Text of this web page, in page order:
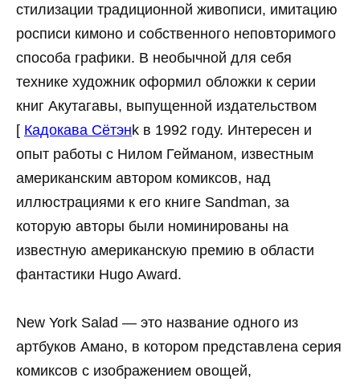
стилизации традиционной живописи, имитацию
росписи кимоно и собственного неповторимого
способа графики. В необычной для себя
технике художник оформил обложки к серии
книг Акутагавы, выпущенной издательством
[ Кадокава Сётэнk в 1992 году. Интересен и
опыт работы с Нилом Гейманом, известным
американским автором комиксов, над
иллюстрациями к его книге Sandman, за
которую авторы были номинированы на
известную американскую премию в области
фантастики Hugo Award.
New York Salad — это название одного из
артбуков Амано, в котором представлена серия
комиксов с изображением овощей,